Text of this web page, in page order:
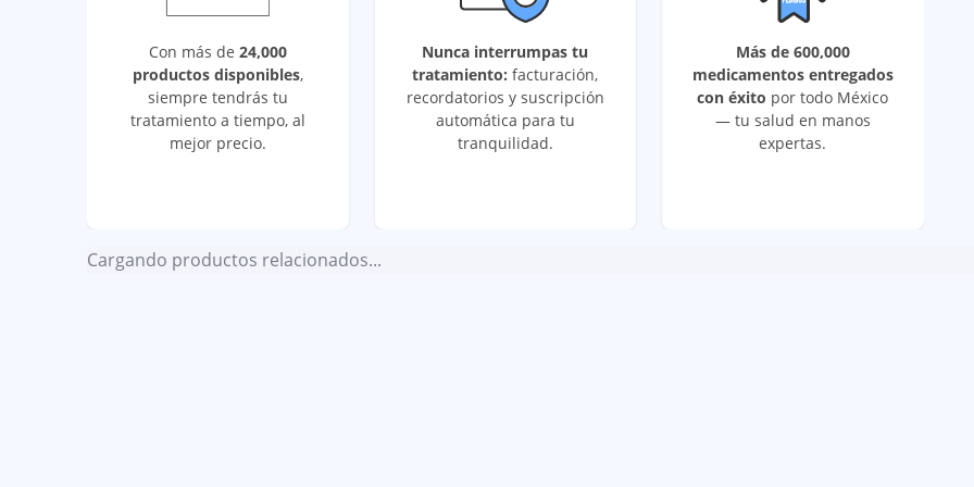
Con más de 24,000
productos disponibles,
siempre tendrás tu
tratamiento a tiempo, al
mejor precio.
Nunca interrumpas tu
tratamiento: facturación,
recordatorios y suscripción
automática para tu
tranquilidad.
Más de 600,000
medicamentos entregados
con éxito por todo México
— tu salud en manos
expertas.
Cargando productos relacionados...